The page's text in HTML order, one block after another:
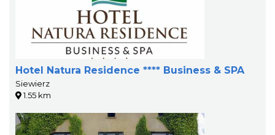
Hotel Natura Residence **** Business & SPA
Siewierz
1.55 km